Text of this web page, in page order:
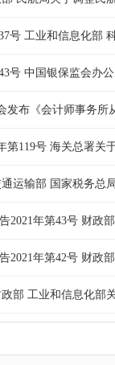
号 工业和信息化部
业高质量发展行动计
号 中国银保监会办
的通知
发布《会计师事务所
第119号 海关总署关
运输部 国家税务总
暂行办法》有效期的
2021年第43号 财政
关个人所得税优惠政
2021年第42号 财政
人所得税优惠政策的
部 工业和信息化部